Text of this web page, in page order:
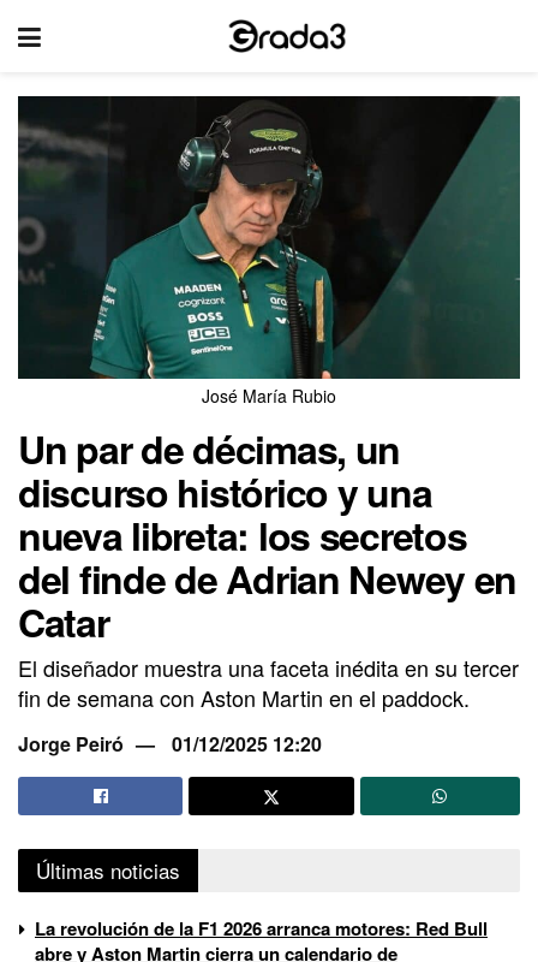
José María Rubio
Un par de décimas, un
discurso histórico y una
nueva libreta: los secretos
del finde de Adrian Newey en
Catar
El diseñador muestra una faceta inédita en su tercer
fin de semana con Aston Martin en el paddock.
Jorge Peiró 01/12/2025 12:20
Últimas noticias
La revolución de la F1 2026 arranca motores: Red Bull
abre y Aston Martin cierra un calendario de